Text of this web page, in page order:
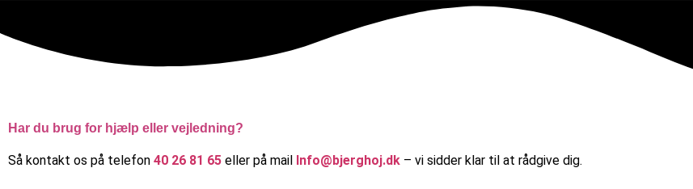
Har du brug for hjælp eller vejledning?
Så kontakt os på telefon 40 26 81 65 eller på mail Info@bjerghoj.dk – vi sidder klar til at rådgive dig.